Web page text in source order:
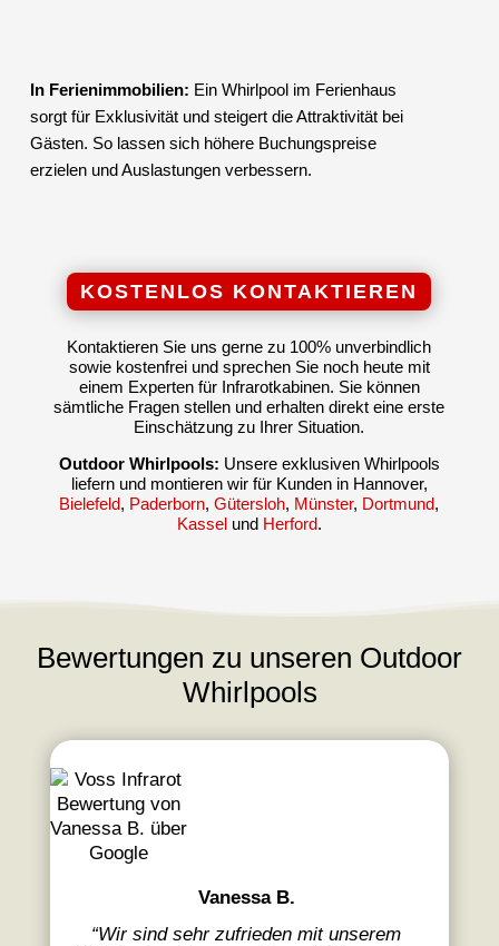
In Ferienimmobilien: Ein Whirlpool im Ferienhaus
sorgt für Exklusivität und steigert die Attraktivität bei
Gästen. So lassen sich höhere Buchungspreise
erzielen und Auslastungen verbessern.
KOSTENLOS KONTAKTIEREN
Kontaktieren Sie uns gerne zu 100% unverbindlich
sowie kostenfrei und sprechen Sie noch heute mit
einem Experten für Infrarotkabinen. Sie können
sämtliche Fragen stellen und erhalten direkt eine erste
Einschätzung zu Ihrer Situation.
Outdoor Whirlpools: Unsere exklusiven Whirlpools
liefern und montieren wir für Kunden in Hannover,
Bielefeld, Paderborn,Gütersloh, Münster, Dortmund,
Kasselund Herford.
Bewertungen zu unseren Outdoor
Whirlpools
Vanessa B.
“Wir sind sehr zufrieden mit unserem